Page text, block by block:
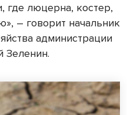
где люцерна, костер,
– говорит начальник
администрации
Зеленин.